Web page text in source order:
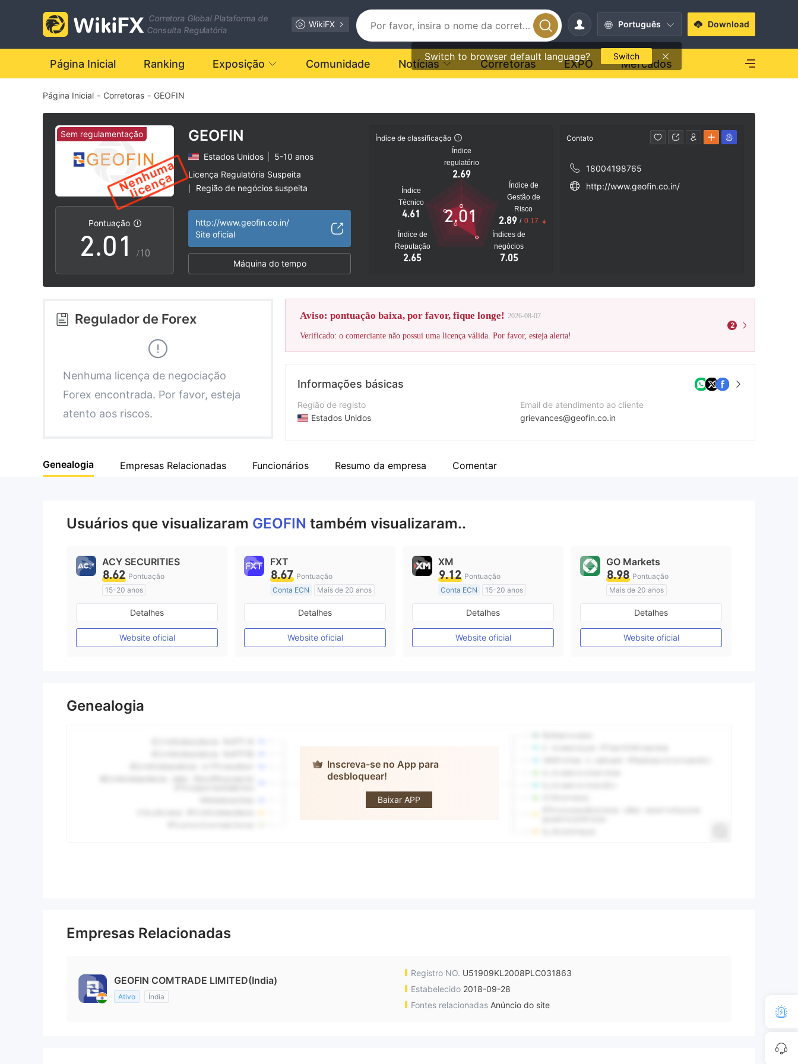
Corretora Global Plataforma de
Consulta Regulatória
WikiFX Português
Switch to browser default language? Switch
Download
Página Inicial Ranking Exposição Comunidade Notícias Corretoras EXPO Mercados
Página Inicial - Corretoras - GEOFIN
Sem regulamentação
Pontuação
0
1
2
3
4
6
7
8
9
.0
1
2
4
5
8
9
0
1
2
3
5
6
7
9
/10
GEOFIN
Estados Unidos
5-10 anos
Licença Regulatória Suspeita
Região de negócios suspeita
http://www.geofin.co.in/
Site oficial
Máquina do tempo
Índice de classificação
Índice
regulatório
2.69
Índice
Técnico
4.61
Índice de
Reputação
2.65
Índices de
negócios
7.05
Índice de
Gestão de
Risco
2.89 / 0.17
2.01
Contato
18004198765
http://www.geofin.co.in/
Regulador de Forex
Nenhuma licença de negociação
Forex encontrada. Por favor, esteja
atento aos riscos.
Aviso: pontuação baixa, por favor, fique longe! 2026-08-07
Verificado: o comerciante não possui uma licença válida. Por favor, esteja alerta!
2
Informações básicas
Região de registo
Estados Unidos
Empresa
Email de atendimento ao cliente
grievances@geofin.co.in
Genealogia Empresas Relacionadas Funcionários Resumo da empresa Comentar
Usuários que visualizaram GEOFIN também visualizaram..
ACY SECURITIES
8.62 Pontuação
15-20 anos
Austrália Regulamento
Market Marketing (MM)
Etiqueta principal MT4
Detalhes
Website oficial
FXT
8.67 Pontuação
Conta ECN
Mais de 20 anos
Austrália Regulamento
Market Marketing (MM)
Etiqueta principal MT4
Detalhes
Website oficial
XM
9.12 Pontuação
Conta ECN
15-20 anos
Austrália Regulamento
Market Marketing (MM)
Etiqueta principal MT4
Detalhes
Website oficial
GO Markets
8.98 Pontuação
Mais de 20 anos
Austrália Regulamento
Market Marketing (MM)
cTrader
Detalhes
Website oficial
Genealogia
Inscreva-se no App para
desbloquear!
Baixar APP
Empresas Relacionadas
GEOFIN COMTRADE LIMITED(India)
Ativo Índia
Registro NO. U51909KL2008PLC031863
Estabelecido 2018-09-28
Fontes relacionadas Anúncio do site